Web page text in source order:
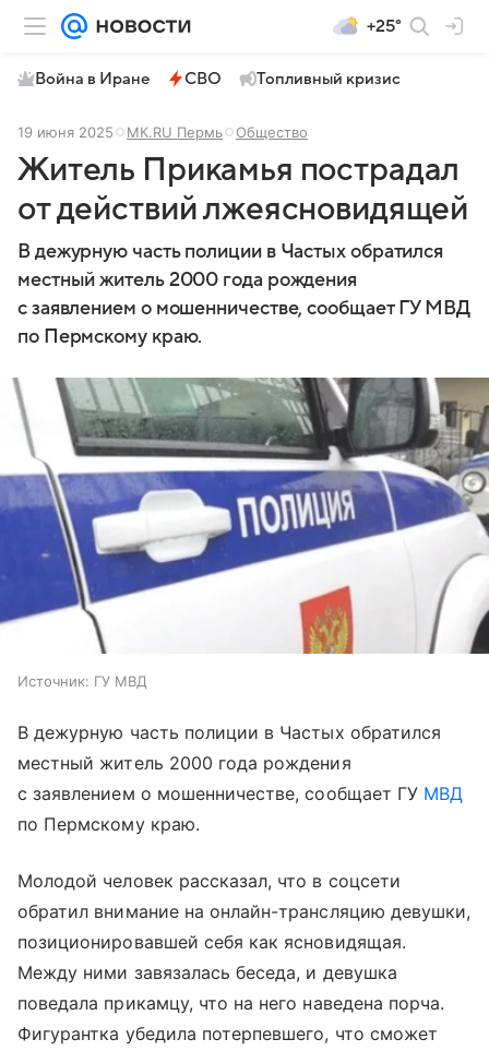
+25°
Война в Иране СВО Топливный кризис
19 июня 2025 МК.RU Пермь Общество
Житель Прикамья пострадал
от действий лжеясновидящей
В дежурную часть полиции в Частых обратился
местный житель 2000 года рождения
с заявлением о мошенничестве, сообщает ГУ МВД
по Пермскому краю.
Источник: ГУ МВД
В дежурную часть полиции в Частых обратился
местный житель 2000 года рождения
с заявлением о мошенничестве, сообщает ГУ МВД
по Пермскому краю.
Молодой человек рассказал, что в соцсети
обратил внимание на онлайн-трансляцию девушки,
позиционировавшей себя как ясновидящая.
Между ними завязалась беседа, и девушка
поведала прикамцу, что на него наведена порча.
Фигурантка убедила потерпевшего, что сможет